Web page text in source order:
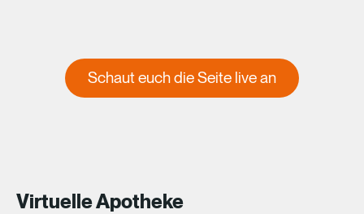
Schaut euch die Seite live an
Virtuelle Apotheke